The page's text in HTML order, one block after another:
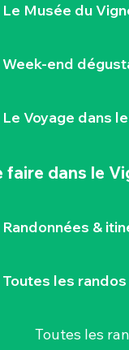
Le Musée du
Week-end
Le Voyage dans
faire dans le
Randonnées &
Toutes les randos
Toutes les
! Immense
sont
Halloween et
Il
pendant
à